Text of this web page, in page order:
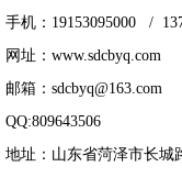
手机：19153095000 /
网址：www.sdcbyq.com
邮箱：sdcbyq@163.com
QQ:809643506
地址：山东省菏泽市长城